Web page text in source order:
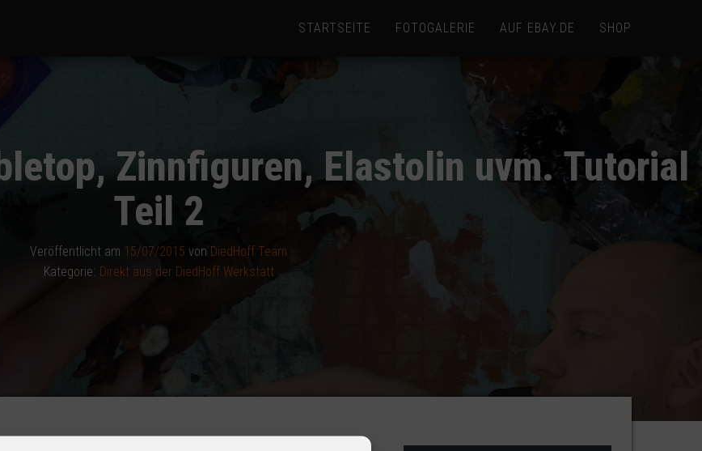
STARTSEITE FOTOGALERIE AUF EBAY.DE SHOP
Zinnfiguren, Elastolin uvm. Tutorial
Teil 2
Veröffentlicht am 15/07/2015 von DiedHoff Team
Kategorie: Direkt aus der DiedHoff Werkstatt
mich schon etwas wohler vor der Kamera